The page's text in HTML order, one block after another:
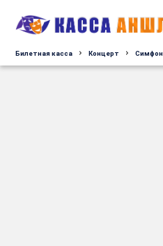
Билетная касса Концерт